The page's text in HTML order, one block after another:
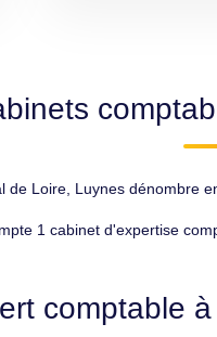
Loire, Luynes dénombre
1 cabinet d'expertise
comptable